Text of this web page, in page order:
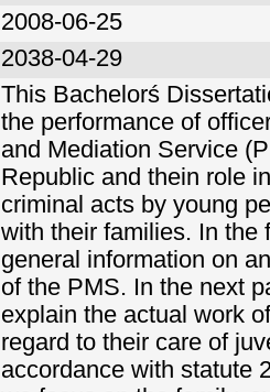
2008-06-25
2038-04-29
This Bachelorś
the performance of
and Mediation Service
Republic and thein role
criminal acts by young
with their families. In the
general information on
of the PMS. In the next
explain the actual work
regard to their care of
accordance with statute